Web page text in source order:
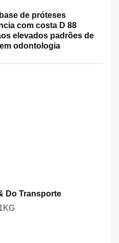
de próteses
com costa D 88
elevados padrões de
odontologia
Do Transporte